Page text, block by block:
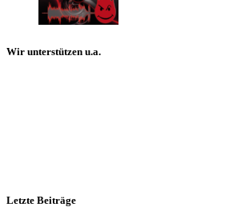
Wir unterstützen u.a.
Letzte Beiträge